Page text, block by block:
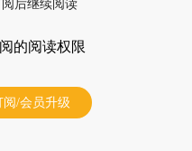
后继续阅读
的阅读权限
阅/会员升级